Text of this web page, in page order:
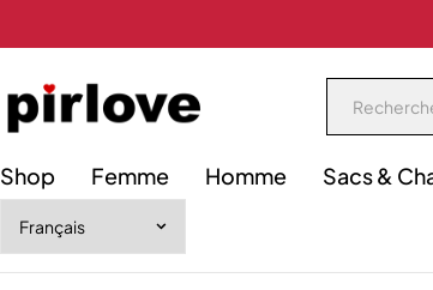
Shop Femme Homme Sacs &